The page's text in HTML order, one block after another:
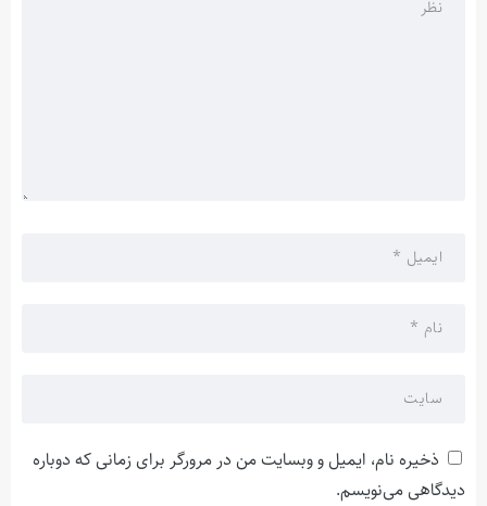
ذخیره نام، ایمیل و وبسایت من در مرورگر برای زمانی که دوباره
دیدگاهی می‌نویسم.